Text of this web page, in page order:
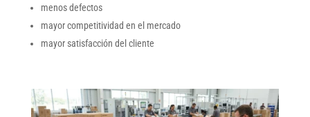
menos defectos
mayor competitividad en el mercado
mayor satisfacción del cliente